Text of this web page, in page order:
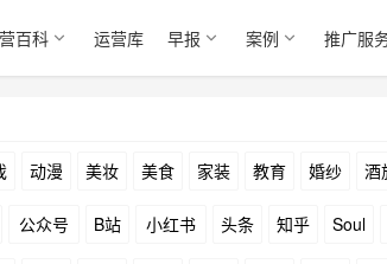
百科 运营库 早报 案例 推广服
动漫 美妆 美食 家装 教育 婚纱 酒
房地产公众号 B站 小红书 头条 知乎 Soul